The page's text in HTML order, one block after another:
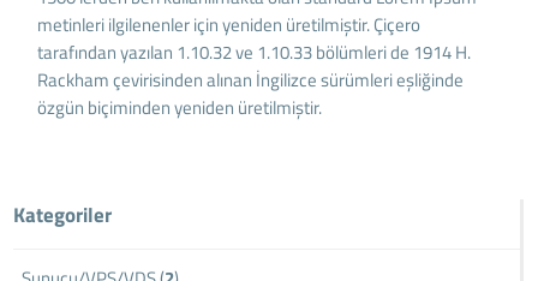
metinleri ilgilenenler için yeniden üretilmiştir. Çiçero
tarafından yazılan 1.10.32 ve 1.10.33 bölümleri de 1914 H.
Rackham çevirisinden alınan İngilizce sürümleri eşliğinde
özgün biçiminden yeniden üretilmiştir.
Kategoriler